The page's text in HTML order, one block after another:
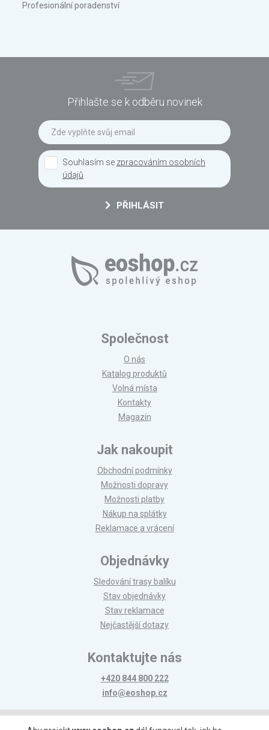
Profesionální poradenství
Přihlašte se k odběru novinek
Souhlasím se zpracováním osobních
údajů
PŘIHLÁSIT
Společnost
O nás
Katalog produktů
Volná místa
Kontakty
Magazín
Jak nakoupit
Obchodní podmínky
Možnosti dopravy
Možnosti platby
Nákup na splátky
Reklamace a vrácení
Objednávky
Sledování trasy balíku
Stav objednávky
Stav reklamace
Nejčastější dotazy
Kontaktujte nás
+420 844 800 222
info@eoshop.cz